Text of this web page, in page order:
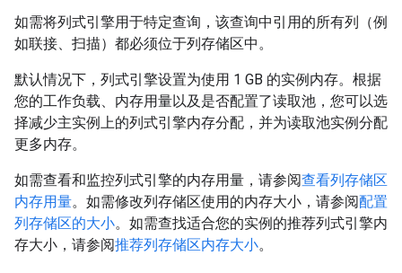
如需将列式引擎用于特定查询，该查询中引用的所有列（例
如联接、扫描）都必须位于列存储区中。
默认情况下，列式引擎设置为使用 1 GB 的实例内存。根据
您的工作负载、内存用量以及是否配置了读取池，您可以选
择减少主实例上的列式引擎内存分配，并为读取池实例分配
更多内存。
如需查看和监控列式引擎的内存用量，请参阅查看列存储区
内存用量。如需修改列存储区使用的内存大小，请参阅配置
列存储区的大小。如需查找适合您的实例的推荐列式引擎内
存大小，请参阅推荐列存储区内存大小。